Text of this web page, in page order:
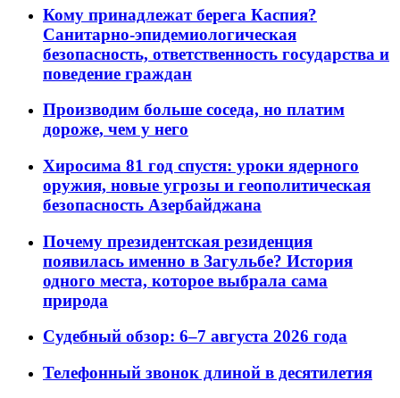
Кому принадлежат берега Каспия?
Санитарно-эпидемиологическая
безопасность, ответственность государства и
поведение граждан
Производим больше соседа, но платим
дороже, чем у него
Хиросима 81 год спустя: уроки ядерного
оружия, новые угрозы и геополитическая
безопасность Азербайджана
Почему президентская резиденция
появилась именно в Загульбе? История
одного места, которое выбрала сама
природа
Судебный обзор: 6–7 августа 2026 года
Телефонный звонок длиной в десятилетия